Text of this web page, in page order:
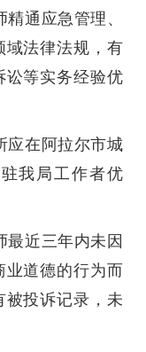
精通应急管理、
域法律法规，有
讼等实务经验优
应在阿拉尔市城
我局工作者优
最近三年内未因
业道德的行为而
被投诉记录，未